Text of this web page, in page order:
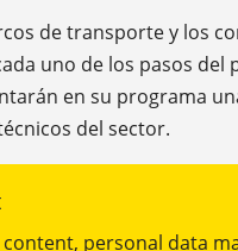
de transporte y los
uno de los pasos del
en su programa
del sector.
personal data